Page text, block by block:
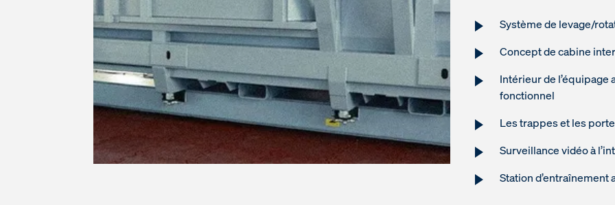
Système de levage/
Concept de cabine
Intérieur de
fonctionnel
Les trappes et les
Surveillance vidéo à
Station d’entraînement